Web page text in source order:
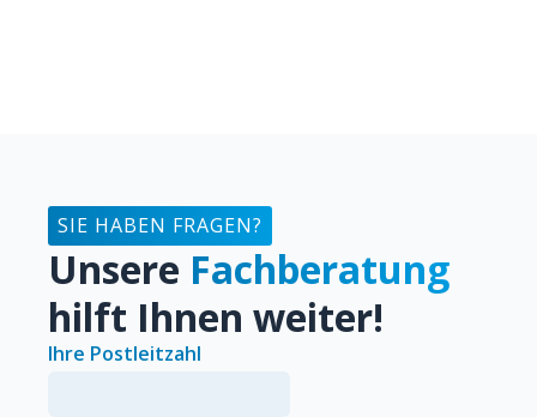
LOGISTIK-KONZEPT
Auf die Baustelle - wie Sie es brauchen
SIE HABEN FRAGEN?
Unsere Fachberatung
hilft Ihnen weiter!
Ihre Postleitzahl